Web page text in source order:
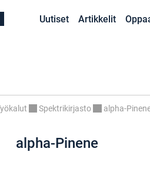
Uutiset Artikkelit
Spektrikirjasto alpha-
alpha-Pinene